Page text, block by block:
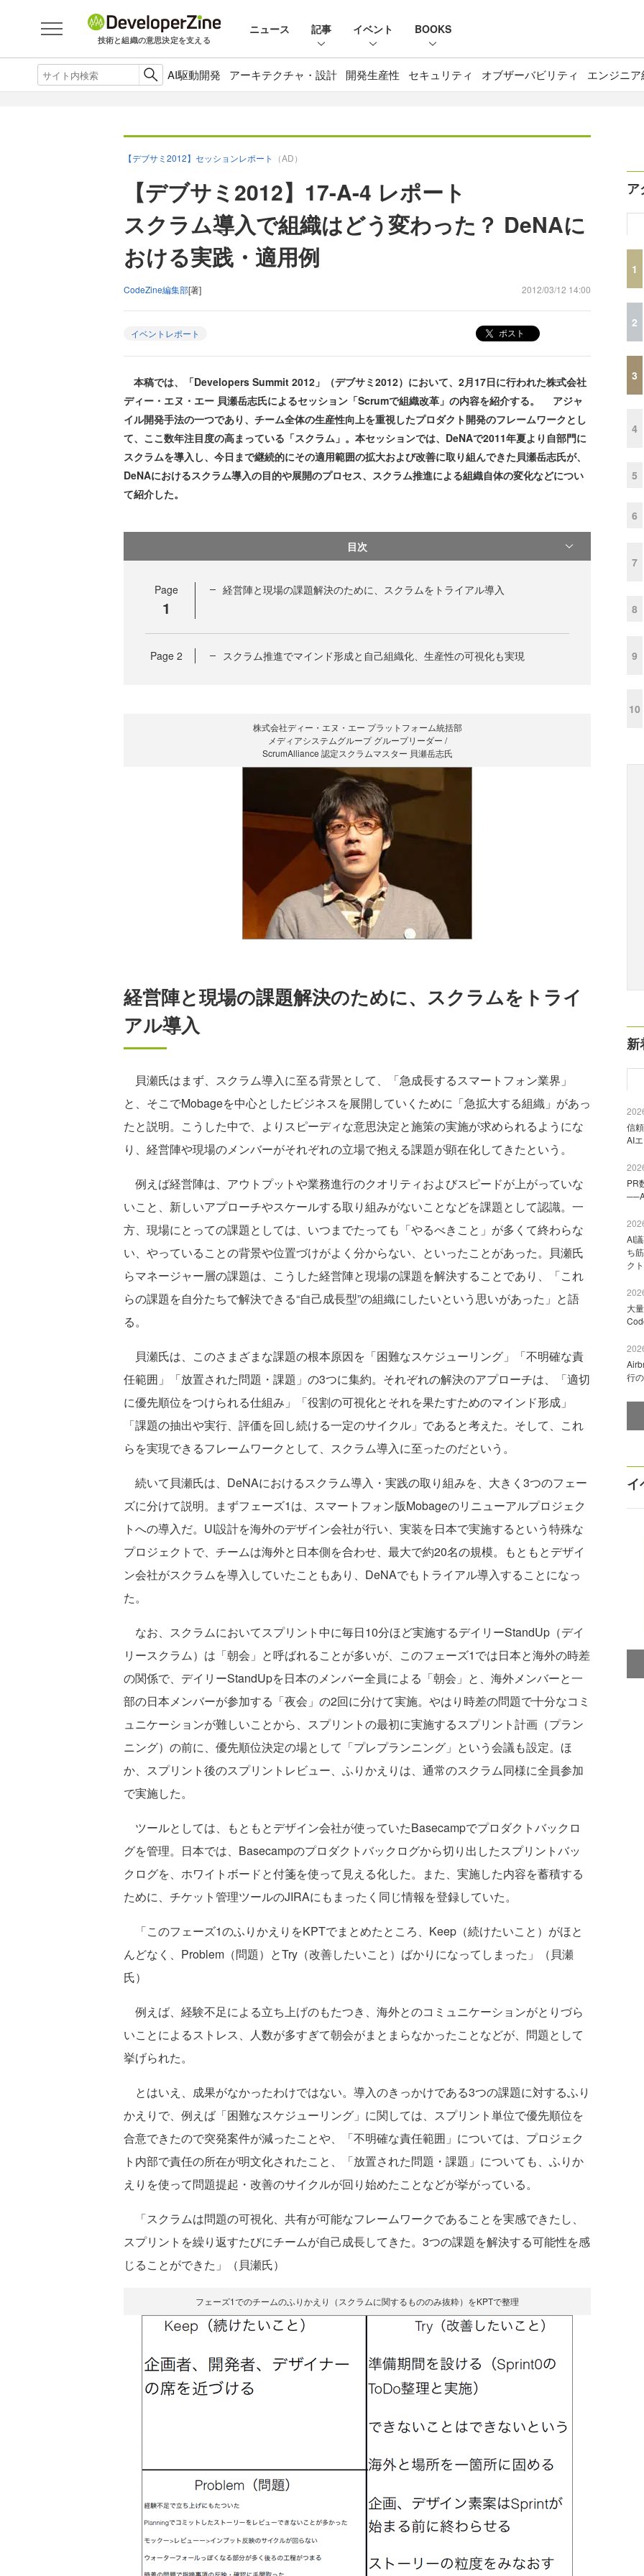
技術と組織の意思決定を支える
ニュース 記事 イベント BOOKS
AI駆動開発 アーキテクチャ・設計 開発生産性 セキュリティ オブザーバビリティ エンジニ
【デブサミ2012】セッションレポート （AD）
【デブサミ2012】17-A-4 レポート
スクラム導入で組織はどう変わった？ DeNAに
おける実践・適用例
CodeZine編集部[著] 2012/03/12 14:00
イベントレポート ポスト
本稿では、「Developers Summit 2012」（デブサミ2012）において、2月17日に行われた株式会社
ディー・エヌ・エー 貝瀬岳志氏によるセッション「Scrumで組織改革」の内容を紹介する。 アジャ
イル開発手法の一つであり、チーム全体の生産性向上を重視したプロダクト開発のフレームワークとし
て、ここ数年注目度の高まっている「スクラム」。本セッションでは、DeNAで2011年夏より自部門に
スクラムを導入し、今日まで継続的にその適用範囲の拡大および改善に取り組んできた貝瀬岳志氏が、
DeNAにおけるスクラム導入の目的や展開のプロセス、スクラム推進による組織自体の変化などについ
て紹介した。
目次
Page
1
経営陣と現場の課題解決のために、スクラムをトライアル導入
Page 2 スクラム推進でマインド形成と自己組織化、生産性の可視化も実現
株式会社ディー・エヌ・エー プラットフォーム統括部
メディアシステムグループ グループリーダー /
ScrumAlliance 認定スクラムマスター 貝瀬岳志氏
経営陣と現場の課題解決のために、スクラムをトライ
アル導入
貝瀬氏はまず、スクラム導入に至る背景として、「急成長するスマートフォン業界」
と、そこでMobageを中心としたビジネスを展開していくために「急拡大する組織」があっ
たと説明。こうした中で、よりスピーディな意思決定と施策の実施が求められるようにな
り、経営陣や現場のメンバーがそれぞれの立場で抱える課題が顕在化してきたという。
例えば経営陣は、アウトプットや業務進行のクオリティおよびスピードが上がっていな
いこと、新しいアプローチやスケールする取り組みがないことなどを課題として認識。一
方、現場にとっての課題としては、いつまでたっても「やるべきこと」が多くて終わらな
い、やっていることの背景や位置づけがよく分からない、といったことがあった。貝瀬氏
らマネージャー層の課題は、こうした経営陣と現場の課題を解決することであり、「これ
らの課題を自分たちで解決できる“自己成長型”の組織にしたいという思いがあった」と語
る。
貝瀬氏は、このさまざまな課題の根本原因を「困難なスケジューリング」「不明確な責
任範囲」「放置された問題・課題」の3つに集約。それぞれの解決のアプローチは、「適切
に優先順位をつけられる仕組み」「役割の可視化とそれを果たすためのマインド形成」
「課題の抽出や実行、評価を回し続ける一定のサイクル」であると考えた。そして、これ
らを実現できるフレームワークとして、スクラム導入に至ったのだという。
続いて貝瀬氏は、DeNAにおけるスクラム導入・実践の取り組みを、大きく3つのフェー
ズに分けて説明。まずフェーズ1は、スマートフォン版Mobageのリニューアルプロジェク
トへの導入だ。UI設計を海外のデザイン会社が行い、実装を日本で実施するという特殊な
プロジェクトで、チームは海外と日本側を合わせ、最大で約20名の規模。もともとデザイ
ン会社がスクラムを導入していたこともあり、DeNAでもトライアル導入することになっ
た。
なお、スクラムにおいてスプリント中に毎日10分ほど実施するデイリーStandUp（デイ
リースクラム）は「朝会」と呼ばれることが多いが、このフェーズ1では日本と海外の時差
の関係で、デイリーStandUpを日本のメンバー全員による「朝会」と、海外メンバーと一
部の日本メンバーが参加する「夜会」の2回に分けて実施。やはり時差の問題で十分なコミ
ュニケーションが難しいことから、スプリントの最初に実施するスプリント計画（プラン
ニング）の前に、優先順位決定の場として「プレプランニング」という会議も設定。ほ
か、スプリント後のスプリントレビュー、ふりかえりは、通常のスクラム同様に全員参加
で実施した。
ツールとしては、もともとデザイン会社が使っていたBasecampでプロダクトバックロ
グを管理。日本では、Basecampのプロダクトバックログから切り出したスプリントバッ
クログを、ホワイトボードと付箋を使って見える化した。また、実施した内容を蓄積する
ために、チケット管理ツールのJIRAにもまったく同じ情報を登録していた。
「このフェーズ1のふりかえりをKPTでまとめたところ、Keep（続けたいこと）がほと
んどなく、Problem（問題）とTry（改善したいこと）ばかりになってしまった」（貝瀬
氏）
例えば、経験不足による立ち上げのもたつき、海外とのコミュニケーションがとりづら
いことによるストレス、人数が多すぎて朝会がまとまらなかったことなどが、問題として
挙げられた。
とはいえ、成果がなかったわけではない。導入のきっかけである3つの課題に対するふり
かえりで、例えば「困難なスケジューリング」に関しては、スプリント単位で優先順位を
合意できたので突発案件が減ったことや、「不明確な責任範囲」については、プロジェク
ト内部で責任の所在が明文化されたこと、「放置された問題・課題」についても、ふりか
えりを使って問題提起・改善のサイクルが回り始めたことなどが挙がっている。
「スクラムは問題の可視化、共有が可能なフレームワークであることを実感できたし、
スプリントを繰り返すたびにチームが自己成長してきた。3つの課題を解決する可能性を感
じることができた」（貝瀬氏）
フェーズ1でのチームのふりかえり（スクラムに関するもののみ抜粋）をKPTで整理
ア
1
2
3
4
5
6
7
8
9
10
新
信
AI
PR
AI
ち
ク
大
行
イ